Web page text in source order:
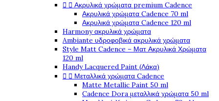
  Ακρυλικά χρώματα premium Cadence
Ακρυλικά χρώματα Cadence 70 ml
Ακρυλικά χρώματα Cadence 120 ml
Harmony ακρυλικά χρώματα
Ambiante υδροφοβικά ακρυλικά χρώματα
Style Matt Cadence – Ματ Ακρυλικά Χρώματα
120 ml
Handy Lacquered Paint (Λάκα)
  Μεταλλικά χρώματα Cadence
Matte Metallic Paint 50 ml
Cadence Dora μεταλλικά χρώματα 50 ml